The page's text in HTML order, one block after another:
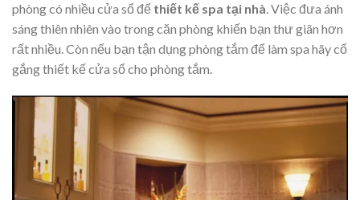
phòng có nhiều cửa sổ để thiết kế spa tại nhà. Việc đưa ánh
sáng thiên nhiên vào trong căn phòng khiến bạn thư giãn hơn
rất nhiều. Còn nếu bạn tận dụng phòng tắm để làm spa hãy cố
gắng thiết kế cửa sổ cho phòng tắm.